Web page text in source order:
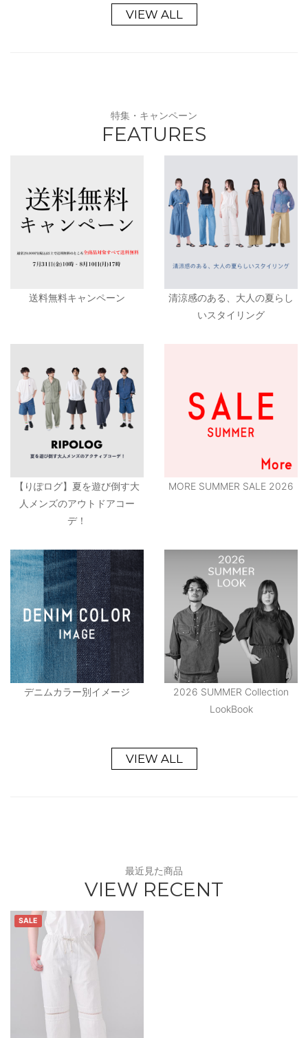
VIEW ALL
特集・キャンペーン
FEATURES
送料無料キャンペーン
清涼感のある、大人の夏らし
いスタイリング
【りぽログ】夏を遊び倒す大
人メンズのアウトドアコー
デ！
MORE SUMMER SALE 2026
デニムカラー別イメージ
2026 SUMMER Collection
LookBook
VIEW ALL
最近見た商品
VIEW RECENT
SALE